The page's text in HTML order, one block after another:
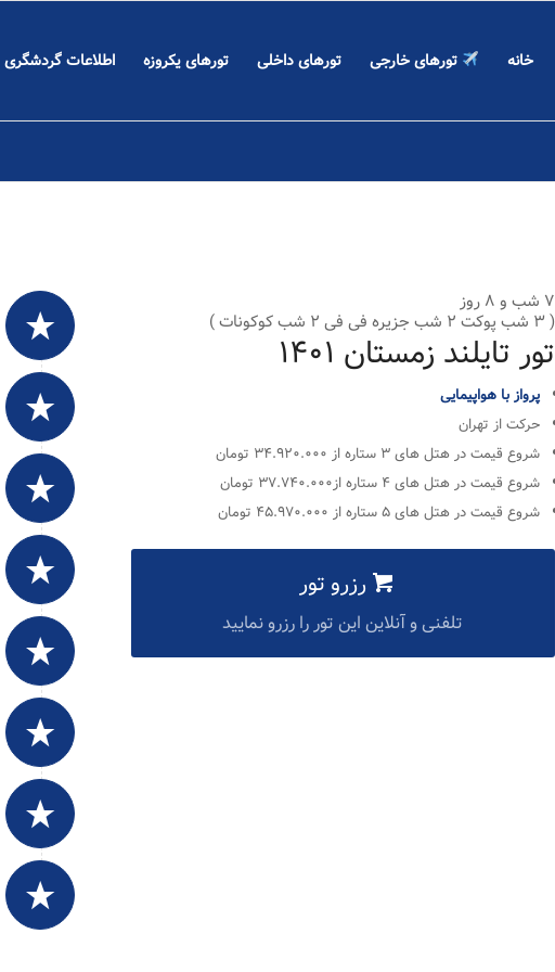
خانه تورهای خارجی تورهای داخلی تورهای یکروزه اطلاعات گردشگری
۷ شب و ۸ روز
( ۳ شب پوکت ۲ شب جزیره فی فی ۲ شب کوکونات )
تور تایلند زمستان ۱۴۰۱
پرواز با هواپیمایی
حرکت از تهران
شروع قیمت در هتل های ۳ ستاره از ۳۴.۹۲۰.۰۰۰ تومان
شروع قیمت در هتل های ۴ ستاره از۳۷.۷۴۰.۰۰۰ تومان
شروع قیمت در هتل های ۵ ستاره از ۴۵.۹۷۰.۰۰۰ تومان
رزرو تور
تلفنی و آنلاین این تور را رزرو نمایید